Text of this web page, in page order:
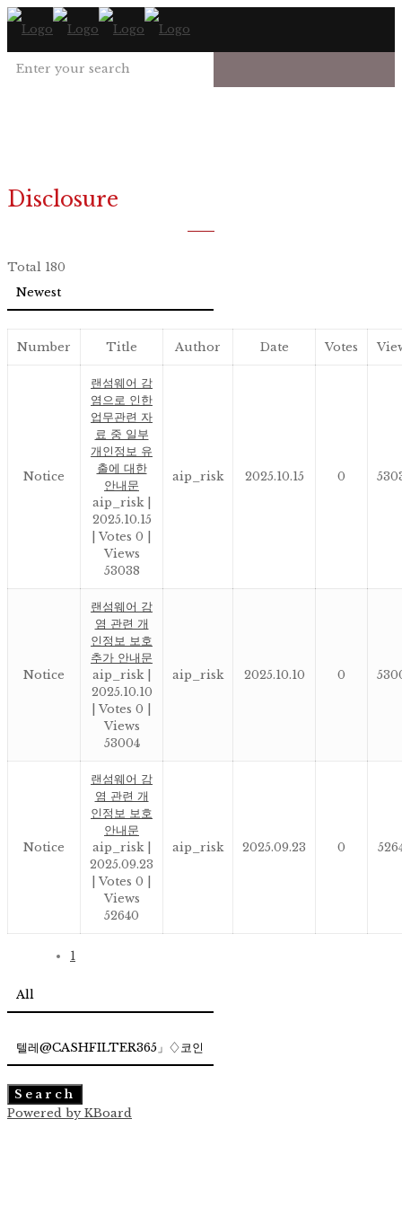
Disclosure
Total 180
Number Title Author Date Votes
Notice
랜섬웨어 감
염으로 인한
업무관련 자
료 중 일부
개인정보 유
출에 대한
안내문
aip_risk
2025.10.15
Votes 0
Views
53038
aip_risk 2025.10.15 0
Notice
랜섬웨어 감
염 관련 개
인정보 보호
추가 안내문
aip_risk
2025.10.10
Votes 0
Views
53004
aip_risk 2025.10.10 0
Notice
랜섬웨어 감
염 관련 개
인정보 보호
안내문
aip_risk
2025.09.23
Votes 0
Views
52640
aip_risk 2025.09.23 0
1
Search
Powered by KBoard